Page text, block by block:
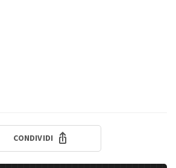
CONDIVIDI